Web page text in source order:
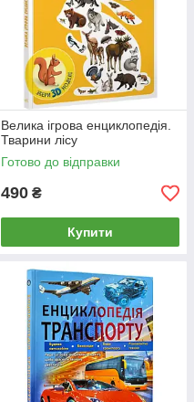
Велика ігрова енциклопедія.
Тварини лісу
Готово до відправки
490 ₴
Купити